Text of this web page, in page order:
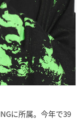
に所属。今年で39